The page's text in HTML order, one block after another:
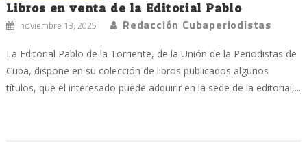
Libros en venta de la Editorial Pablo
noviembre 13, 2025 Redacción Cubaperiodistas
La Editorial Pablo de la Torriente, de la Unión de la Periodistas de
Cuba, dispone en su colección de libros publicados algunos
títulos, que el interesado puede adquirir en la sede de la editorial,...